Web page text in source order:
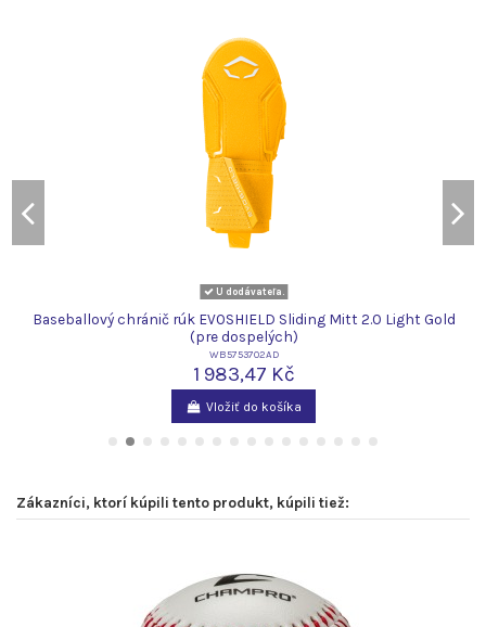
U dodávateľa.
Baseballový chránič rúk EVOSHIELD Sliding Mitt 2.0 Light Gold
(pre dospelých)
WB5753702AD
1 983,47 Kč
Vložiť do košíka
Zákazníci, ktorí kúpili tento produkt, kúpili tiež: